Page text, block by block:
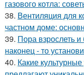
газового котла:
38. Вентиляция для
частном доме:
39. Пора взрослеть
наконец - то
40. Какие